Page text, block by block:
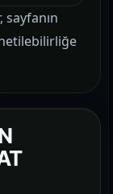
sayfanın